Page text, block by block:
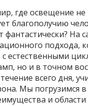
где освещение
благополучию
На
подхода,
с естественными
но и в точном
всего дня,
Мы погрузимся
и